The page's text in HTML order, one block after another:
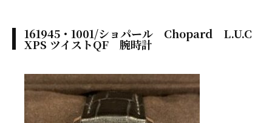
161945・1001/ショパール Chopard L.U.C
XPS ツイストQF 腕時計